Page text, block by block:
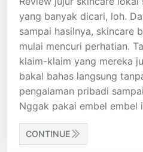
yang banyak dicari, loh.
sampai hasilnya, skincare
mulai mencuri perhatian.
klaim-klaim yang mereka
bakal bahas langsung
pengalaman pribadi
Nggak pakai embel embel
CONTINUE